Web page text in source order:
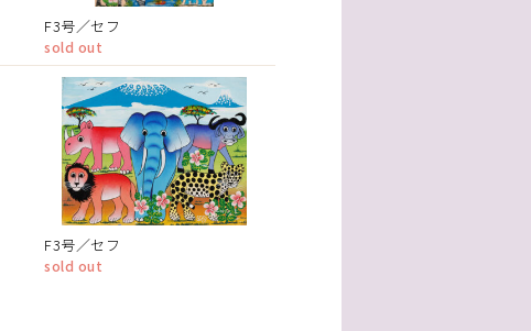
F3号／セフ
sold out
F3号／セフ
sold out